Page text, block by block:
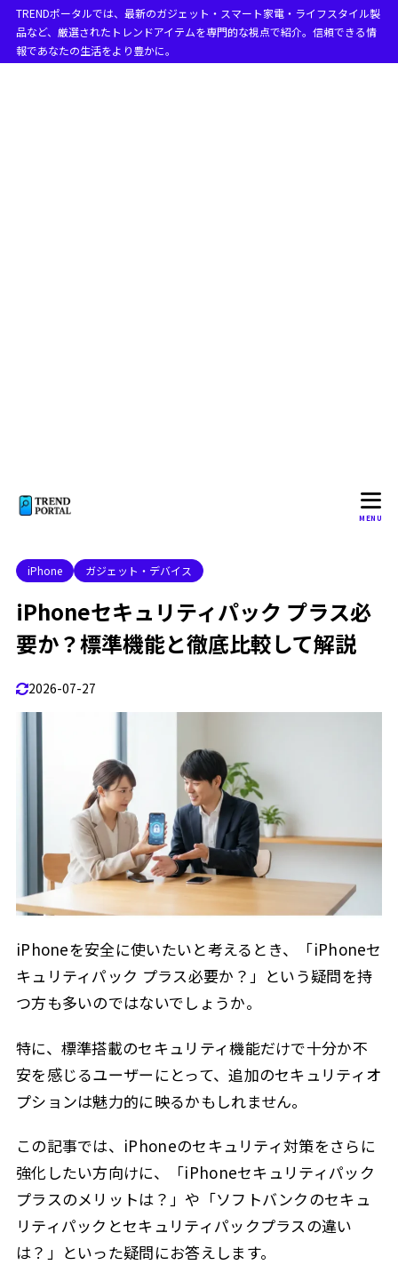
TRENDポータルでは、最新のガジェット・スマート家電・ライフスタイル製
品など、厳選されたトレンドアイテムを専門的な視点で紹介。信頼できる情
報であなたの生活をより豊かに。
MENU
iPhone ガジェット・デバイス
iPhoneセキュリティパック プラス必
要か？標準機能と徹底比較して解説
2026-07-27
iPhoneを安全に使いたいと考えるとき、「iPhoneセ
キュリティパック プラス必要か？」という疑問を持
つ方も多いのではないでしょうか。
特に、標準搭載のセキュリティ機能だけで十分か不
安を感じるユーザーにとって、追加のセキュリティオ
プションは魅力的に映るかもしれません。
この記事では、iPhoneのセキュリティ対策をさらに
強化したい方向けに、「iPhoneセキュリティパック
プラスのメリットは？」や「ソフトバンクのセキュ
リティパックとセキュリティパックプラスの違い
は？」といった疑問にお答えします。
目次
2.6
リンク」
iPhoneセキュリティパックプラスが不要な人
2.7.2
総合結論
3 この記事を書いた人